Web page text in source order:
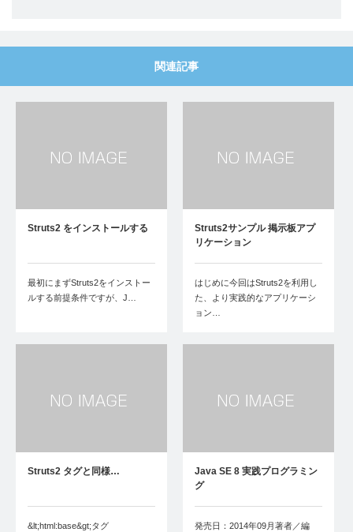
関連記事
Struts2 をインストールする
最初にまずStruts2をインストー
ルする前提条件ですが、J…
Struts2サンプル 掲示板アプ
リケーション
はじめに今回はStruts2を利用し
た、より実践的なアプリケーシ
ョン…
Struts2 タグと同様…
&lt;html:base&gt;タグ
Java SE 8 実践プログラミン
グ
発売日：2014年09月著者／編